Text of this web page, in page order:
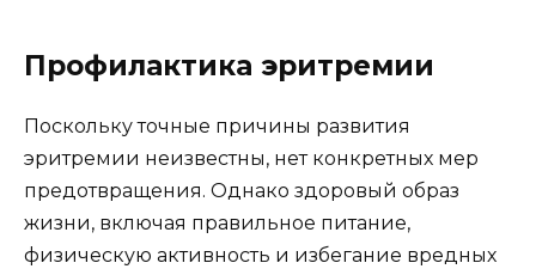
Профилактика эритремии
Поскольку точные причины развития
эритремии неизвестны, нет конкретных мер
предотвращения. Однако здоровый образ
жизни, включая правильное питание,
физическую активность и избегание вредных